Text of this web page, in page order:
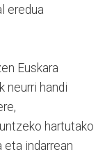
eredua
Euskara
neurri handi
hartutako
indarrean